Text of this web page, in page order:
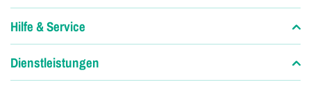
Hilfe & Service
Dienstleistungen